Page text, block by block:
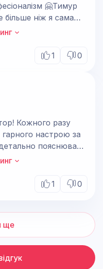
🤗Тимур
ніж я сама
1 0
Кожного разу
гарного настрою за
пояснював
над
Щиро дякую
1 0
ще